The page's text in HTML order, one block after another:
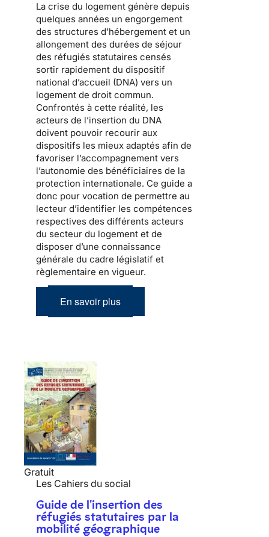
La crise du logement génère depuis
quelques années un engorgement
des structures d’hébergement et un
allongement des durées de séjour
des réfugiés statutaires censés
sortir rapidement du dispositif
national d’accueil (DNA) vers un
logement de droit commun.
Confrontés à cette réalité, les
acteurs de l’insertion du DNA
doivent pouvoir recourir aux
dispositifs les mieux adaptés afin de
favoriser l’accompagnement vers
l’autonomie des bénéficiaires de la
protection internationale. Ce guide a
donc pour vocation de permettre au
lecteur d’identifier les compétences
respectives des différents acteurs
du secteur du logement et de
disposer d’une connaissance
générale du cadre législatif et
règlementaire en vigueur.
En savoir plus
Gratuit
Les Cahiers du social
Guide de l'insertion des
réfugiés statutaires par la
mobilité géographique